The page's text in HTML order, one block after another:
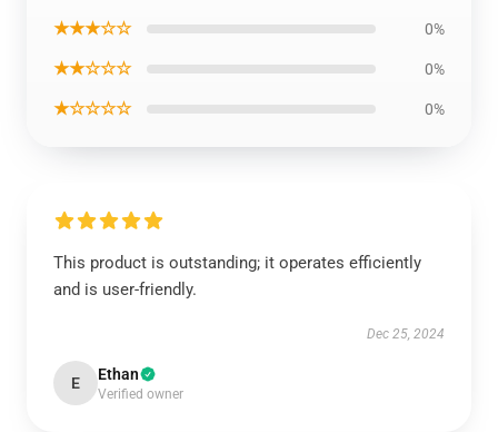
★★★☆☆ 0%
★★☆☆☆ 0%
★☆☆☆☆ 0%
This product is outstanding; it operates efficiently
and is user-friendly.
Dec 25, 2024
E Ethan
Verified owner